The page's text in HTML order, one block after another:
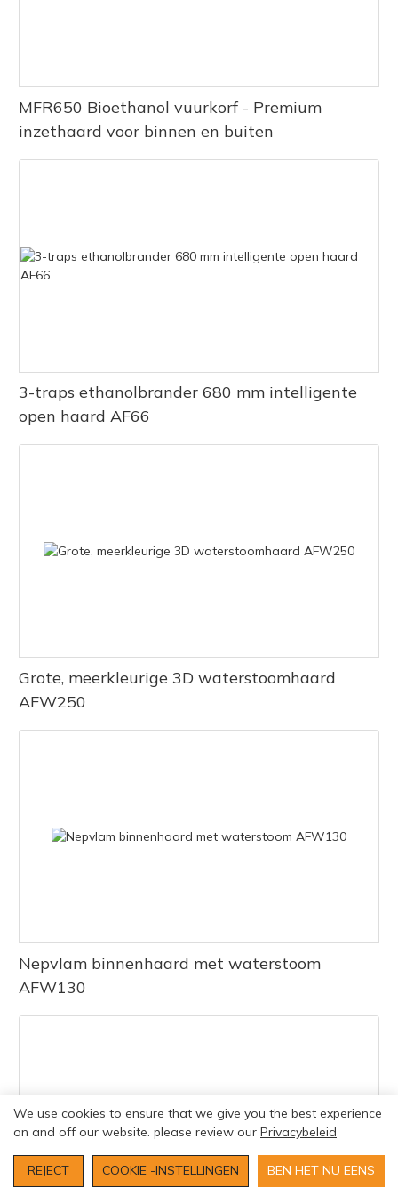
MFR650 Bioethanol vuurkorf - Premium
inzethaard voor binnen en buiten
3-traps ethanolbrander 680 mm intelligente
open haard AF66
Grote, meerkleurige 3D waterstoomhaard
AFW250
Nepvlam binnenhaard met waterstoom
AFW130
We use cookies to ensure that we give you the best experience
on and off our website. please review our Privacybeleid
REJECT COOKIE -INSTELLINGEN BEN HET NU EENS